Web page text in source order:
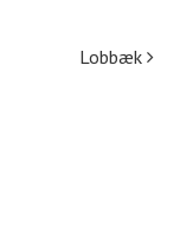
Lobbæk